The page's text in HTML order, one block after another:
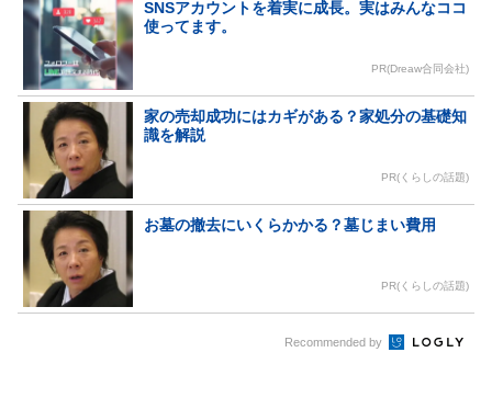
SNSアカウントを着実に成長。実はみんなココ
使ってます。
PR(Dreaw合同会社)
家の売却成功にはカギがある？家処分の基礎知
識を解説
PR(くらしの話題)
お墓の撤去にいくらかかる？墓じまい費用
PR(くらしの話題)
Recommended by